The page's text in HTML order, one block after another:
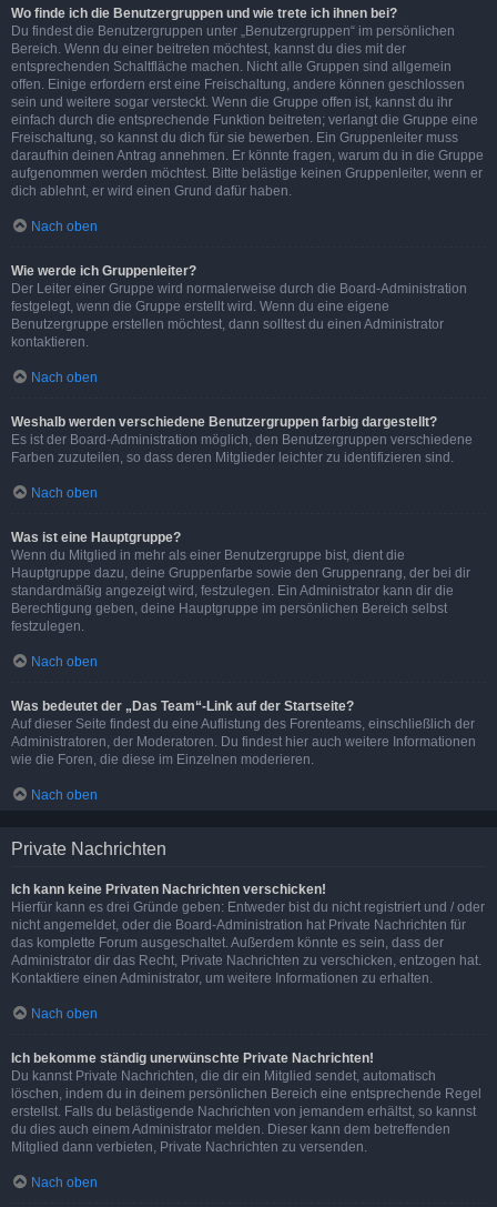
Wo finde ich die Benutzergruppen und wie trete ich ihnen bei?
Du findest die Benutzergruppen unter „Benutzergruppen“ im persönlichen
Bereich. Wenn du einer beitreten möchtest, kannst du dies mit der
entsprechenden Schaltfläche machen. Nicht alle Gruppen sind allgemein
offen. Einige erfordern erst eine Freischaltung, andere können geschlossen
sein und weitere sogar versteckt. Wenn die Gruppe offen ist, kannst du ihr
einfach durch die entsprechende Funktion beitreten; verlangt die Gruppe eine
Freischaltung, so kannst du dich für sie bewerben. Ein Gruppenleiter muss
daraufhin deinen Antrag annehmen. Er könnte fragen, warum du in die Gruppe
aufgenommen werden möchtest. Bitte belästige keinen Gruppenleiter, wenn er
dich ablehnt, er wird einen Grund dafür haben.
Nach oben
Wie werde ich Gruppenleiter?
Der Leiter einer Gruppe wird normalerweise durch die Board-Administration
festgelegt, wenn die Gruppe erstellt wird. Wenn du eine eigene
Benutzergruppe erstellen möchtest, dann solltest du einen Administrator
kontaktieren.
Nach oben
Weshalb werden verschiedene Benutzergruppen farbig dargestellt?
Es ist der Board-Administration möglich, den Benutzergruppen verschiedene
Farben zuzuteilen, so dass deren Mitglieder leichter zu identifizieren sind.
Nach oben
Was ist eine Hauptgruppe?
Wenn du Mitglied in mehr als einer Benutzergruppe bist, dient die
Hauptgruppe dazu, deine Gruppenfarbe sowie den Gruppenrang, der bei dir
standardmäßig angezeigt wird, festzulegen. Ein Administrator kann dir die
Berechtigung geben, deine Hauptgruppe im persönlichen Bereich selbst
festzulegen.
Nach oben
Was bedeutet der „Das Team“-Link auf der Startseite?
Auf dieser Seite findest du eine Auflistung des Forenteams, einschließlich der
Administratoren, der Moderatoren. Du findest hier auch weitere Informationen
wie die Foren, die diese im Einzelnen moderieren.
Nach oben
Private Nachrichten
Ich kann keine Privaten Nachrichten verschicken!
Hierfür kann es drei Gründe geben: Entweder bist du nicht registriert und / oder
nicht angemeldet, oder die Board-Administration hat Private Nachrichten für
das komplette Forum ausgeschaltet. Außerdem könnte es sein, dass der
Administrator dir das Recht, Private Nachrichten zu verschicken, entzogen hat.
Kontaktiere einen Administrator, um weitere Informationen zu erhalten.
Nach oben
Ich bekomme ständig unerwünschte Private Nachrichten!
Du kannst Private Nachrichten, die dir ein Mitglied sendet, automatisch
löschen, indem du in deinem persönlichen Bereich eine entsprechende Regel
erstellst. Falls du belästigende Nachrichten von jemandem erhältst, so kannst
du dies auch einem Administrator melden. Dieser kann dem betreffenden
Mitglied dann verbieten, Private Nachrichten zu versenden.
Nach oben